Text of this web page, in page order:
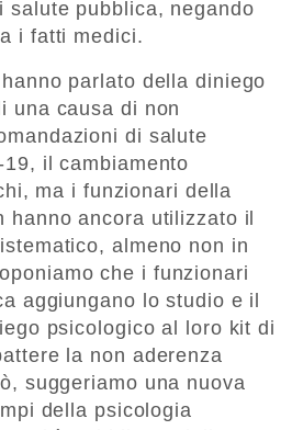
salute pubblica, negando
i fatti medici.
parlato della diniego
una causa di non
di salute
il cambiamento
ma i funzionari della
hanno ancora utilizzato il
almeno non in
che i funzionari
aggiungano lo studio e il
psicologico al loro kit di
la non aderenza
suggeriamo una nuova
della psicologia